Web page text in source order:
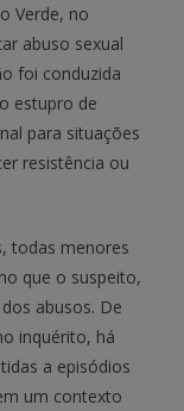
Verde, no
abuso sexual
foi conduzida
estupro de
para situações
resistência ou
todas menores
que o suspeito,
abusos. De
inquérito, há
a episódios
um contexto